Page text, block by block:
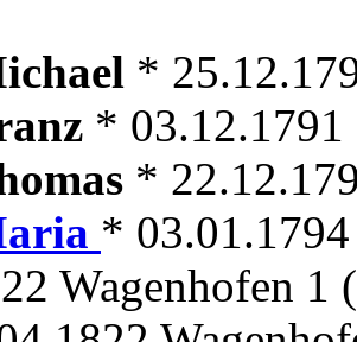
*
* 03.12.1791
*
*
Wagenhofen 1